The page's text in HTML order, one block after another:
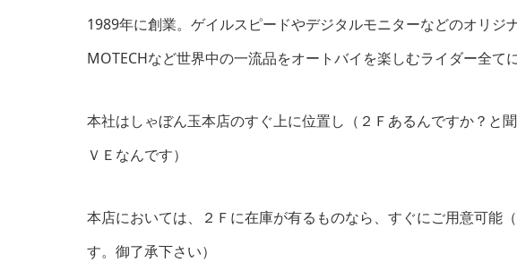
1989年に創業。ゲイルスピードやデジタルモニターなどのオリジ
MOTECHなど世界中の一流品をオートバイを楽しむライダー全て
本社はしゃぼん玉本店のすぐ上に位置し（２Ｆあるんですか？と
ＶＥなんです）
本店においては、２Ｆに在庫が有るものなら、すぐにご用意可能（
す。御了承下さい）